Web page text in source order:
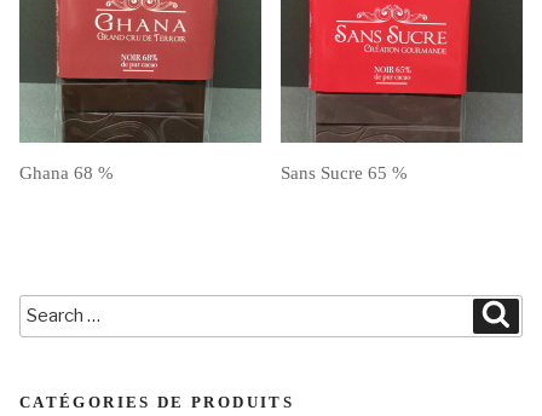
Ghana 68 % Sans Sucre 65 %
Search
for:
CATÉGORIES DE PRODUITS